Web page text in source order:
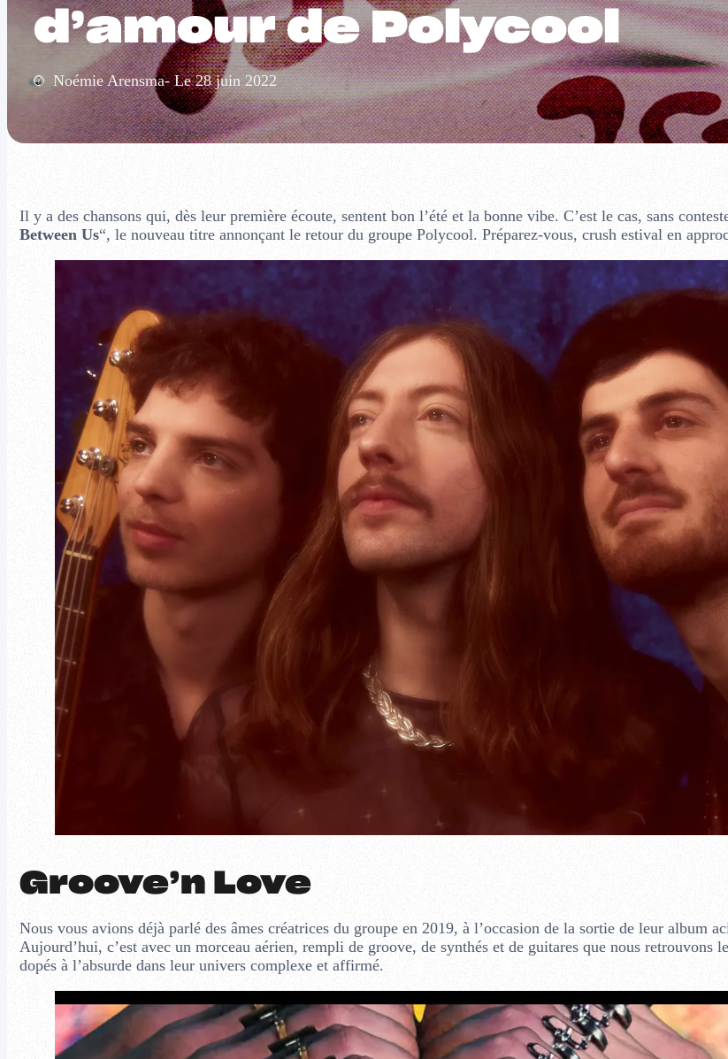
d’amour de Polycool
Noémie Arensma- Le 28 juin 2022
Il y a des chansons qui, dès leur première écoute, sentent bon l’été et la bonne vibe. C’est le cas, sans
Between Us“, le nouveau titre annonçant le retour du groupe Polycool. Préparez-vous, crush estival en
Groove’n Love
Nous vous avions déjà parlé des âmes créatrices du groupe en 2019, à l’occasion de la sortie de leur album
Aujourd’hui, c’est avec un morceau aérien, rempli de groove, de synthés et de guitares que nous retrouvons
dopés à l’absurde dans leur univers complexe et affirmé.